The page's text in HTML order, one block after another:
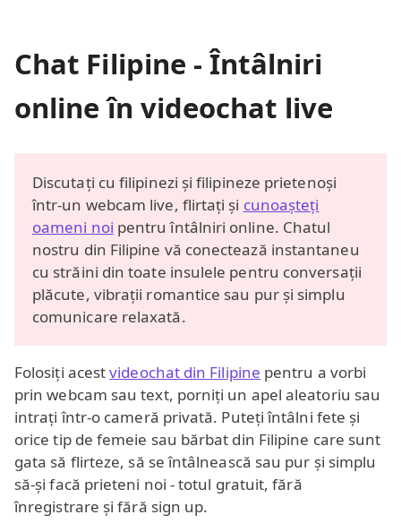
Chat Filipine - Întâlniri
online în videochat live
Discutați cu filipinezi și filipineze prietenoși
într-un webcam live, flirtați și cunoașteți
oameni noi pentru întâlniri online. Chatul
nostru din Filipine vă conectează instantaneu
cu străini din toate insulele pentru conversații
plăcute, vibrații romantice sau pur și simplu
comunicare relaxată.
Folosiți acestvideochat din Filipine pentru a vorbi
prin webcam sau text, porniți un apel aleatoriu sau
intrați într-o cameră privată. Puteți întâlni fete și
orice tip de femeie sau bărbat din Filipine care sunt
gata să flirteze, să se întâlnească sau pur și simplu
să-și facă prieteni noi - totul gratuit, fără
înregistrare și fără sign up.